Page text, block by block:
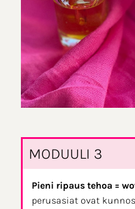
MODUULI 3
Pieni ripaus tehoa =
perusasiat ovat